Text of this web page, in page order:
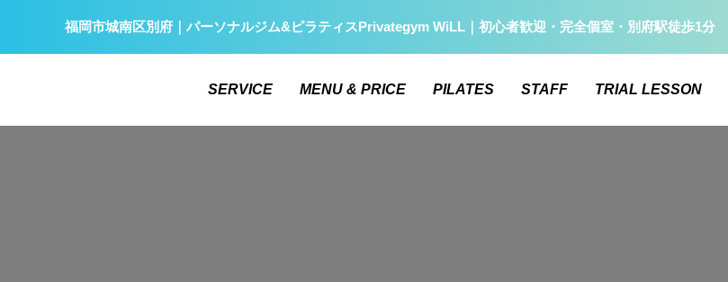
福岡市城南区別府｜パーソナルジム&ピラティスPrivategym WiLL｜初心者歓迎・完全個室・別府駅徒歩1分
SERVICE MENU & PRICE PILATES STAFF TRIAL LESSON